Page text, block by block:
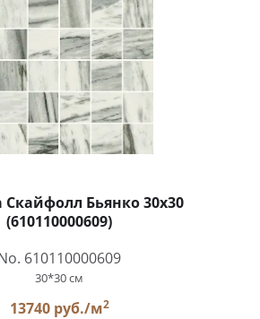
Бьянко 30x30
(610110000609)
610110000609
30*30 см
13740 руб./м2